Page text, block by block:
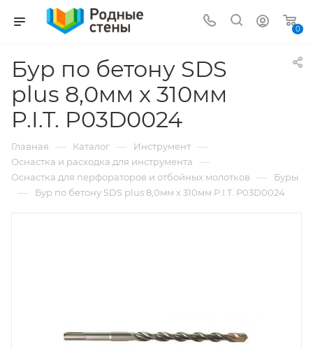
0
Бур по бетону SDS
plus 8,0мм x 310мм
P.I.T. P03D0024
Главная — Каталог — Инструмент —
Оснастка и расходка для инструмента —
Оснастка для перфораторов и отбойных молотков — Буры
— Бур по бетону SDS plus 8,0мм x 310мм P.I.T. P03D0024